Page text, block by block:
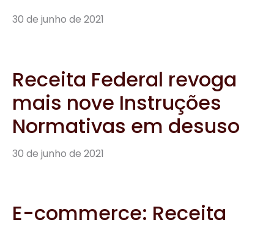
30 de junho de 2021
Receita Federal revoga
mais nove Instruções
Normativas em desuso
30 de junho de 2021
E-commerce: Receita